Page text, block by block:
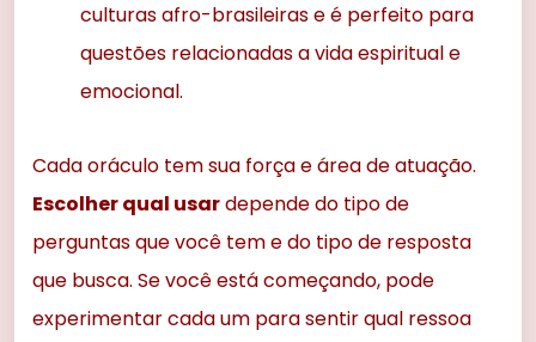
culturas afro-brasileiras e é perfeito para
questões relacionadas a vida espiritual e
emocional.
Cada oráculo tem sua força e área de atuação.
Escolher qual usardepende do tipo de
perguntas que você tem e do tipo de resposta
que busca. Se você está começando, pode
experimentar cada um para sentir qual ressoa